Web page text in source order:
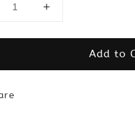
Add to